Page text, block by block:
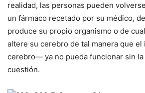
realidad, las personas pueden
un fármaco recetado por su médico,
produce su propio organismo o de
altere su cerebro de tal manera que
cerebro— ya no pueda funcionar sin la
cuestión.